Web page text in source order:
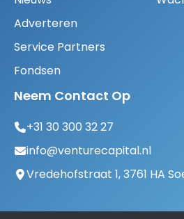
Adverteren
Service Partners
Fondsen
Neem Contact Op
+31 30 300 32 27
info@venturecapital.nl
Vredehofstraat 1, 3761 HA